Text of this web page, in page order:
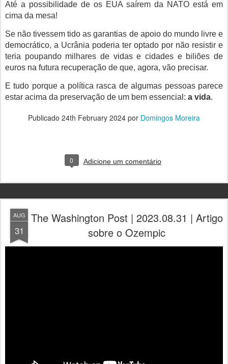
Até a possibilidade de os EUA saírem da NATO está em
cima da mesa!
Se não tivessem tido as garantias de apoio do mundo livre e
democrático, a Ucrânia poderia ter optado por não resistir e
teria poupando milhares de vidas e cidades e biliões de
euros na futura recuperação de que, agora, vão precisar.
E tudo porque a política rasca de algumas pessoas parece
estar acima da preservação de um bem essencial: a vida.
Publicado 24th February 2024 por Domingos Moreira
0 Adicione um comentário
AUG
31
The Washington Post | 2023.08.31 | Artigo
sobre o Ozempic